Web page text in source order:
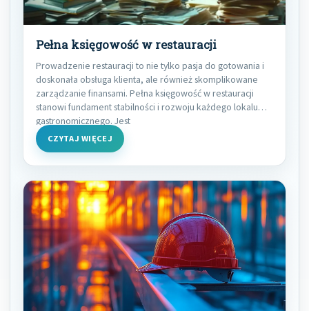
Pełna księgowość w restauracji
Prowadzenie restauracji to nie tylko pasja do gotowania i
doskonała obsługa klienta, ale również skomplikowane
zarządzanie finansami. Pełna księgowość w restauracji
stanowi fundament stabilności i rozwoju każdego lokalu
gastronomicznego. Jest
CZYTAJ WIĘCEJ